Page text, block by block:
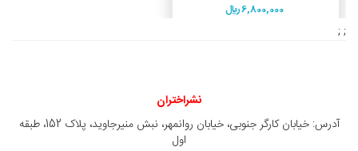
6,800,000 ريال
; ;
نشراختران
آدرس: خیابان کارگر جنوبی، خیابان روانمهر، نبش منیرجاوید، پلاک 152، طبقه
اول